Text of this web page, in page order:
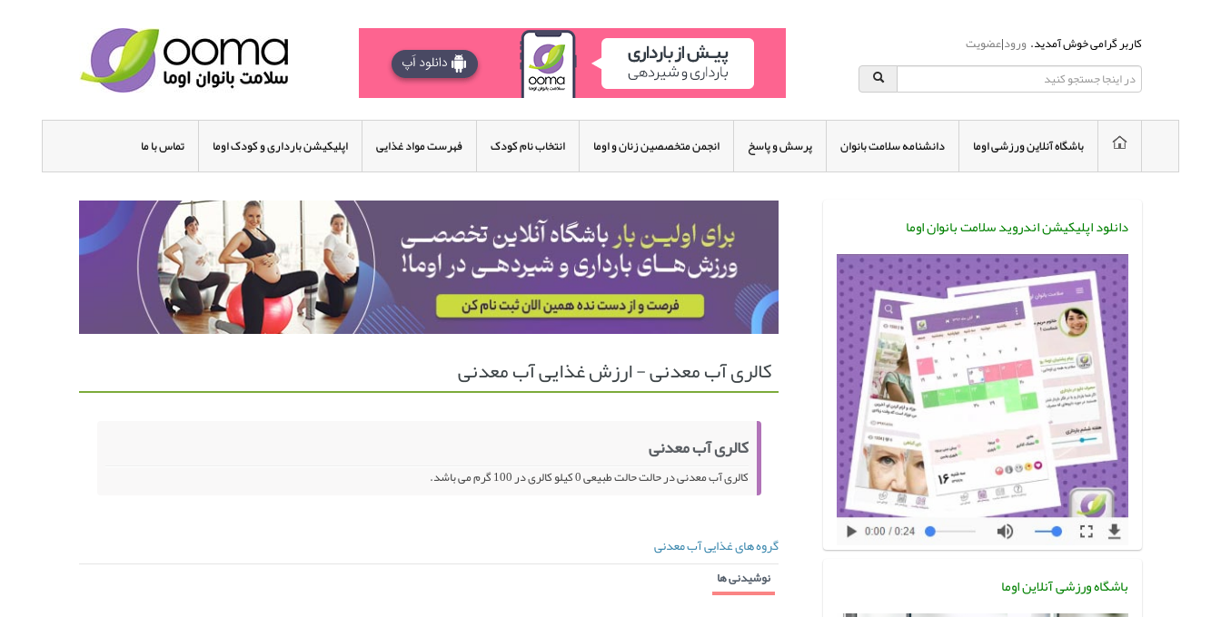
کاربر گرامی خوش آمدید.ورود|عضویت
باشگاه آنلاین ورزشی اوما دانشنامه سلامت بانوان پرسش و پاسخ انجمن متخصصین زنان و اوما انتخاب نام کودک فهرست مواد غذایی اپلیکیشن بارداری و کودک اوما تماس با ما
کالری آب معدنی - ارزش غذایی آب معدنی
کالری آب معدنی
کالری آب معدنی در حالت حالت طبیعی 0 کیلو کالری در 100 گرم می باشد.
گروه های غذایی آب معدنی
نوشیدنی ها
دانلود اپلیکیشن اندروید سلامت بانوان اوما
باشگاه ورزشی آنلاین اوما